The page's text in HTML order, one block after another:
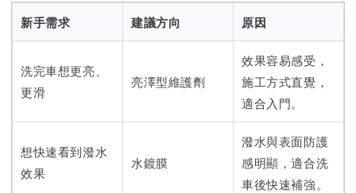
新手需求 建議方向 原因
洗完車想更亮、
更滑
亮澤型維護劑
效果容易感受，
施工方式直覺，
適合入門。
想快速看到潑水
效果
水鍍膜
潑水與表面防護
感明顯，適合洗
車後快速補強。